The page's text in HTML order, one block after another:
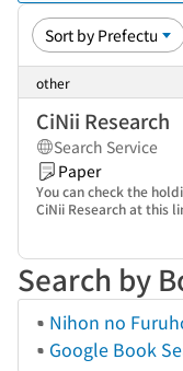
other
CiNii Research
Search Service
Paper
You can check the
CiNii Research at this
Search by
Nihon no
Google Book